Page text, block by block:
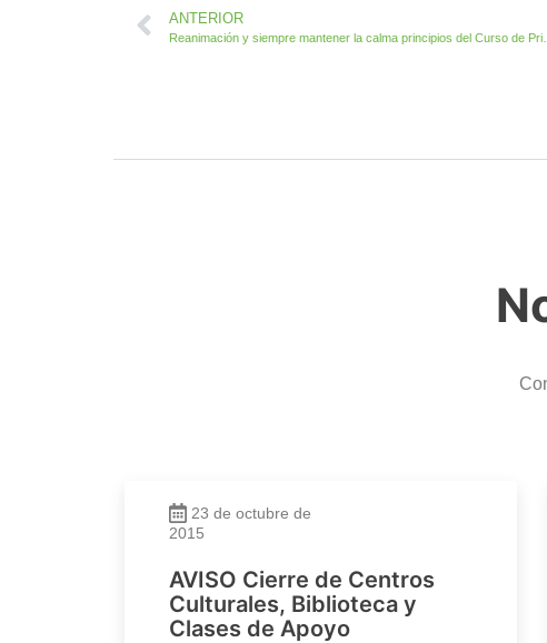
ANTERIOR
23 de octubre de
2015
AVISO Cierre de Centros
Culturales, Biblioteca y
Clases de Apoyo